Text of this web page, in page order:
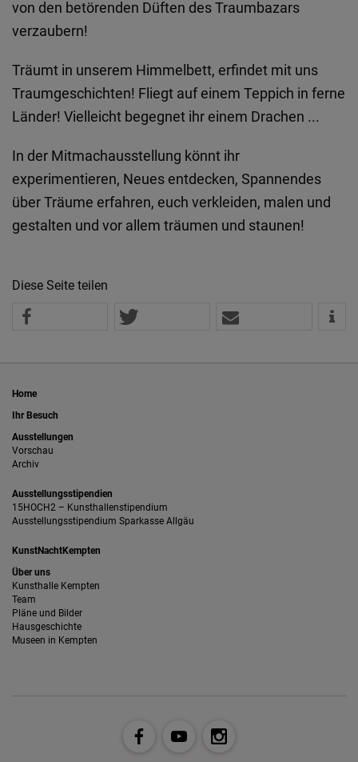
von den betörenden Düften des Traumbazars
verzaubern!
Träumt in unserem Himmelbett, erfindet mit uns
Traumgeschichten! Fliegt auf einem Teppich in ferne
Länder! Vielleicht begegnet ihr einem Drachen ...
In der Mitmachausstellung könnt ihr
experimentieren, Neues entdecken, Spannendes
über Träume erfahren, euch verkleiden, malen und
gestalten und vor allem träumen und staunen!
Diese Seite teilen
Home
Ihr Besuch
Ausstellungen
Vorschau
Archiv
Ausstellungsstipendien
15HOCH2 – Kunsthallenstipendium
Ausstellungsstipendium Sparkasse Allgäu
KunstNachtKempten
Über uns
Kunsthalle Kempten
Team
Pläne und Bilder
Hausgeschichte
Museen in Kempten